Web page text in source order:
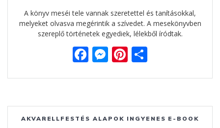
A könyv meséi tele vannak szeretettel és tanításokkal,
melyeket olvasva megérintik a szívedet. A mesekönyvben
szereplő történetek egyediek, lélekből íródtak.
F
ac
e
b
o
M
e
ss
e
n
Pi
nt
er
e
st
za
m
e
AKVARELLFESTÉS ALAPOK INGYENES E-BOOK